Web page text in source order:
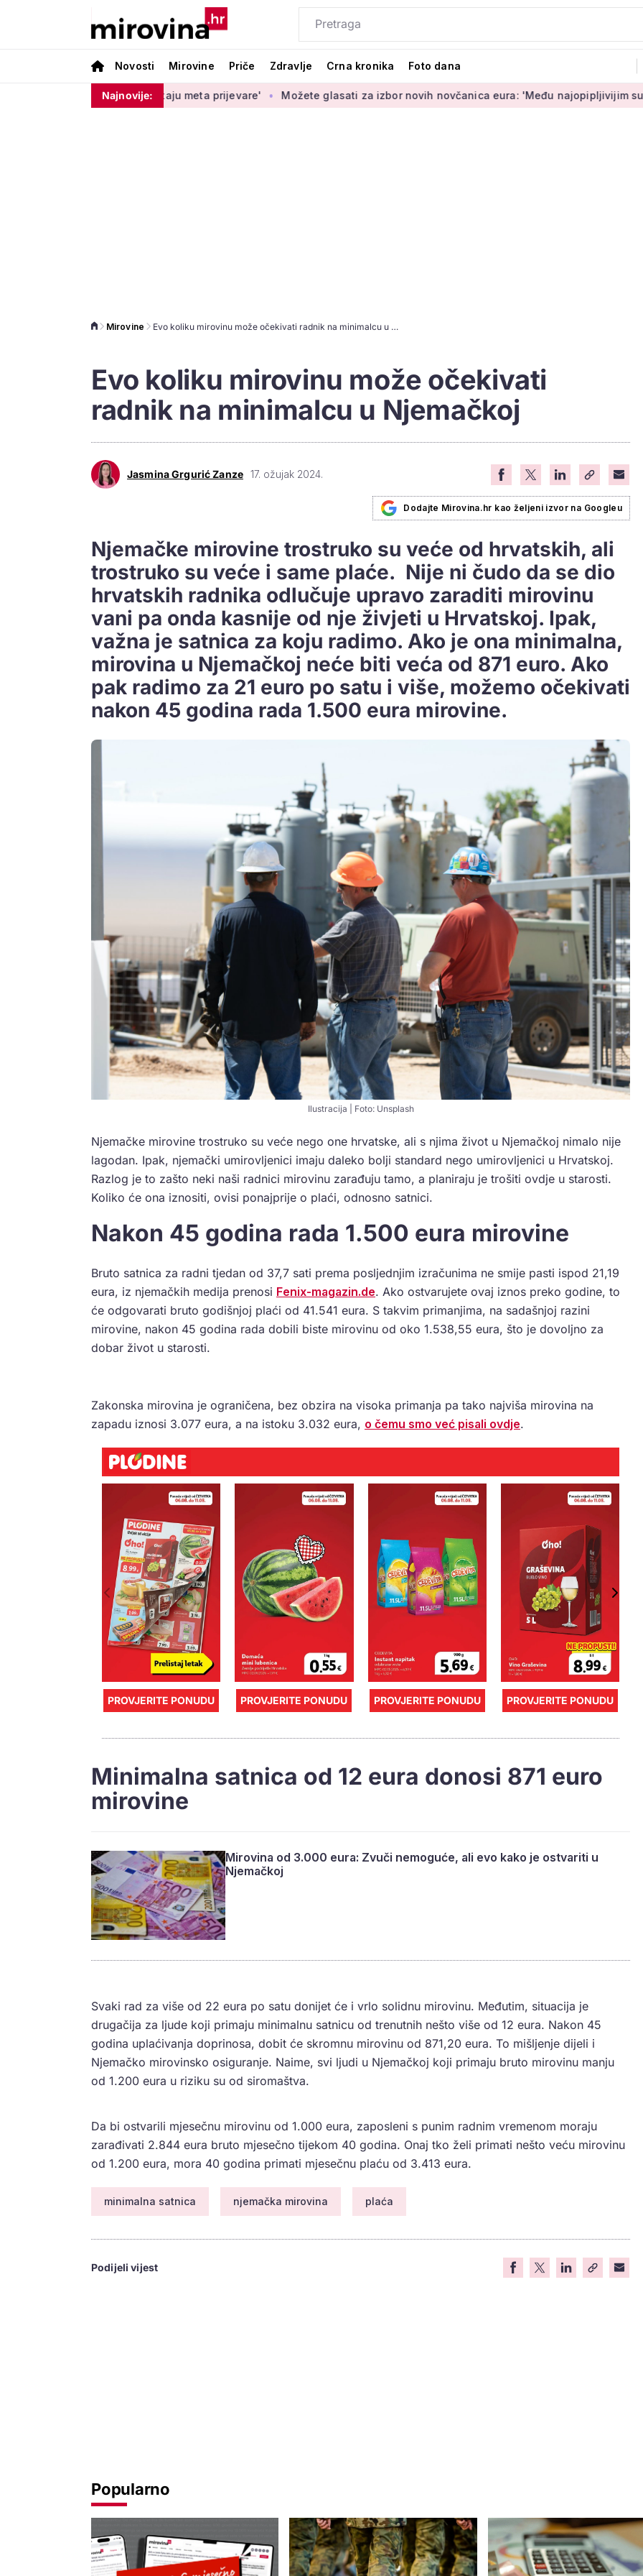
Novosti Mirovine Priče Zdravlje Crna kronika Foto dana
Najnovije:
postaju meta prijevare' Možete glasati za izbor novih novčanica eura: 'Među najopipljivijim su izrazima
Mirovine Evo koliku mirovinu može očekivati radnik na minimalcu u Njemačkoj
Evo koliku mirovinu može očekivati
radnik na minimalcu u Njemačkoj
Jasmina Grgurić Zanze 17. ožujak 2024.
Dodajte Mirovina.hr kao željeni izvor na Googleu
Njemačke mirovine trostruko su veće od hrvatskih, ali
trostruko su veće i same plaće. Nije ni čudo da se dio
hrvatskih radnika odlučuje upravo zaraditi mirovinu
vani pa onda kasnije od nje živjeti u Hrvatskoj. Ipak,
važna je satnica za koju radimo. Ako je ona minimalna,
mirovina u Njemačkoj neće biti veća od 871 euro. Ako
pak radimo za 21 euro po satu i više, možemo očekivati
nakon 45 godina rada 1.500 eura mirovine.
Ilustracija | Foto: Unsplash
Njemačke mirovine trostruko su veće nego one hrvatske, ali s njima život u Njemačkoj nimalo nije
lagodan. Ipak, njemački umirovljenici imaju daleko bolji standard nego umirovljenici u Hrvatskoj.
Razlog je to zašto neki naši radnici mirovinu zarađuju tamo, a planiraju je trošiti ovdje u starosti.
Koliko će ona iznositi, ovisi ponajprije o plaći, odnosno satnici.
Nakon 45 godina rada 1.500 eura mirovine
Bruto satnica za radni tjedan od 37,7 sati prema posljednjim izračunima ne smije pasti ispod 21,19
eura, iz njemačkih medija prenosi Fenix-magazin.de. Ako ostvarujete ovaj iznos preko godine, to
će odgovarati bruto godišnjoj plaći od 41.541 eura. S takvim primanjima, na sadašnjoj razini
mirovine, nakon 45 godina rada dobili biste mirovinu od oko 1.538,55 eura, što je dovoljno za
dobar život u starosti.
Zakonska mirovina je ograničena, bez obzira na visoka primanja pa tako najviša mirovina na
zapadu iznosi 3.077 eura, a na istoku 3.032 eura, o čemu smo već pisali ovdje.
PROVJERITE PONUDU PROVJERITE PONUDU PROVJERITE PONUDU PROVJERITE PONUDU
Minimalna satnica od 12 eura donosi 871 euro
mirovine
Mirovina od 3.000 eura: Zvuči nemoguće, ali evo kako je ostvariti u
Njemačkoj
Svaki rad za više od 22 eura po satu donijet će i vrlo solidnu mirovinu. Međutim, situacija je
drugačija za ljude koji primaju minimalnu satnicu od trenutnih nešto više od 12 eura. Nakon 45
godina uplaćivanja doprinosa, dobit će skromnu mirovinu od 871,20 eura. To mišljenje dijeli i
Njemačko mirovinsko osiguranje. Naime, svi ljudi u Njemačkoj koji primaju bruto mirovinu manju
od 1.200 eura u riziku su od siromaštva.
Da bi ostvarili mjesečnu mirovinu od 1.000 eura, zaposleni s punim radnim vremenom moraju
zarađivati ​​2.844 eura bruto mjesečno tijekom 40 godina. Onaj tko želi primati nešto veću mirovinu
od 1.200 eura, mora 40 godina primati mjesečnu plaću od 3.413 eura.
minimalna satnica njemačka mirovina plaća
Podijeli vijest
Popularno